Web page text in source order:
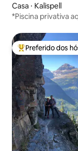
Casa ⋅ Kalispell
*Piscina privativa
Entre os melhores
Preferido dos